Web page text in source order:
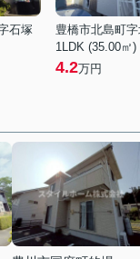
石塚
豊橋市北島町
1LDK (35.00㎡)
4.2万円